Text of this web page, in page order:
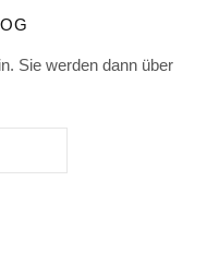
Sie werden dann über